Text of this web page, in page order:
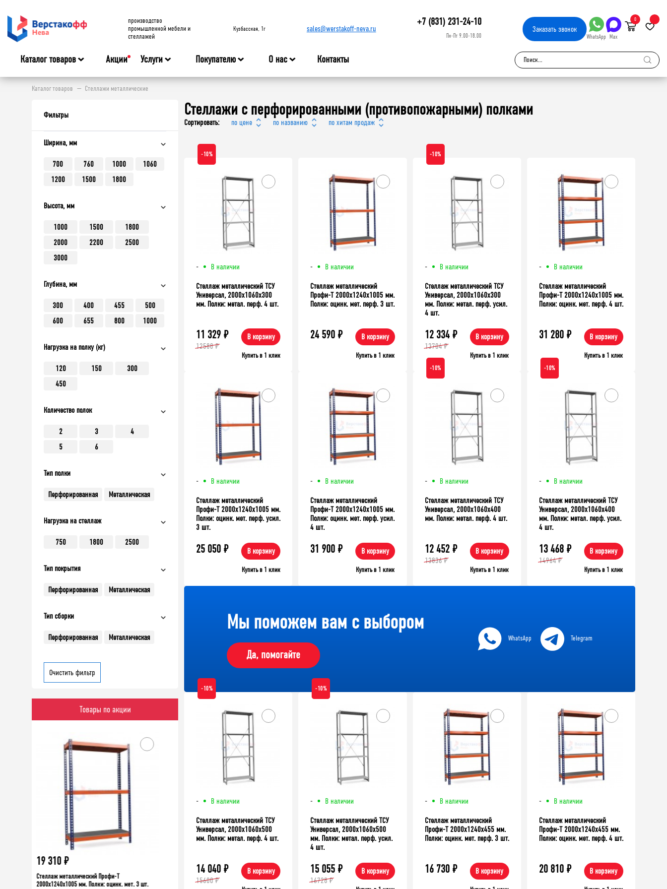
производство
промышленной мебели и
стеллажей
Кузбасская, 1г sales@werstakoff-neva.ru
+7 (831) 231-24-10
Пн-Пт 9.00-18.00
Заказатьзвонок
WhatsApp Max
0
Каталог товаров Акции Услуги Покупателю О нас Контакты
Каталог товаров Стеллажи металлические
Фильтры
Ширина, мм
700 760 1000
1060
1200
1500 1800
Высота, мм
1000 1500
1800
2000
2200
2500
3000
Глубина, мм
300 400 455
500
600
655 800 1000
Нагрузка на полку (кг)
120 150
300
450
Количество полок
2 3
4
5
6
Тип полки
Перфорированная Металлическая
Нагрузка на стеллаж
750 1800 2500
Тип покрытия
Перфорированная Металлическая
Тип сборки
Перфорированная Металлическая
Очистить фильтр
Товары по акции
12 230
Стеллаж Профи-Т для шин 2500x1240x455 мм
9 406 ₽
10451
₽
ХИТ!
39 335 ₽
Верстак TNC 121.17.1-1
56 683
Верстак TNC 141.15.2-1
Стеллажи с перфорированными (противопожарными) полками
Сортировать: по цене по названию по хитам продаж
-10%
- В наличии
Стеллаж металлический ТСУ
Универсал, 2000x1060x300
мм. Полки: метал. перф. 4 шт.
11 329 ₽
12588 ₽
В корзину
Купить в 1 клик
- В наличии
Стеллаж металлический
Профи-Т 2000x1240x1005 мм.
Полки: оцинк. мет. перф. 3 шт.
24 590 ₽ В корзину
Купить в 1 клик
-10%
- В наличии
Стеллаж металлический ТСУ
Универсал, 2000x1060x300
мм. Полки: метал. перф. усил.
4 шт.
12 334 ₽
13704 ₽
В корзину
Купить в 1 клик
- В наличии
Стеллаж металлический
Профи-Т 2000x1240x1005 мм.
Полки: оцинк. мет. перф. 4 шт.
31 280 ₽ В корзину
Купить в 1 клик
- В наличии
Стеллаж металлический
Профи-Т 2000x1240x1005 мм.
Полки: оцинк. мет. перф. усил.
3 шт.
25 050 ₽ В корзину
Купить в 1 клик
- В наличии
Стеллаж металлический
Профи-Т 2000x1240x1005 мм.
Полки: оцинк. мет. перф. усил.
4 шт.
31 900 ₽ В корзину
Купить в 1 клик
-10%
- В наличии
Стеллаж металлический ТСУ
Универсал, 2000x1060x400
мм. Полки: метал. перф. 4 шт.
12 452 ₽
13836 ₽
В корзину
Купить в 1 клик
-10%
- В наличии
Стеллаж металлический ТСУ
Универсал, 2000x1060x400
мм. Полки: метал. перф. усил.
4 шт.
13 468 ₽
14964 ₽
В корзину
Купить в 1 клик
Мы поможем вам с выбором
Да, помогайте
WhatsApp Telegram
-10%
- В наличии
Стеллаж металлический ТСУ
Универсал, 2000x1060x500
мм. Полки: метал. перф. 4 шт.
14 040 ₽
15600 ₽
В корзину
-10%
- В наличии
Стеллаж металлический ТСУ
Универсал, 2000x1060x500
мм. Полки: метал. перф. усил.
4 шт.
15 055 ₽
16728 ₽
В корзину
- В наличии
Стеллаж металлический
Профи-Т 2000x1240x455 мм.
Полки: оцинк. мет. перф. 3 шт.
16 730 ₽ В корзину
- В наличии
Стеллаж металлический
Профи-Т 2000x1240x455 мм.
Полки: оцинк. мет. перф. 4 шт.
20 810 ₽ В корзину